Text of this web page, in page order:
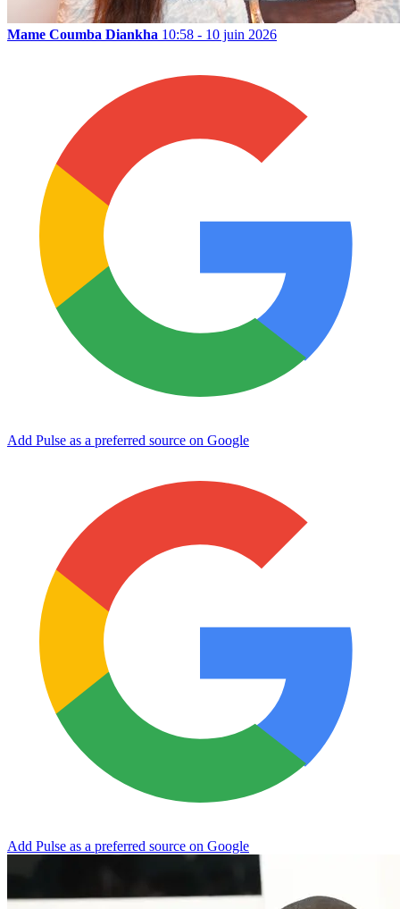
Mame Coumba Diankha 10:58 - 10 juin 2026
Add Pulse as a preferred source on Google
Add Pulse as a preferred source on Google